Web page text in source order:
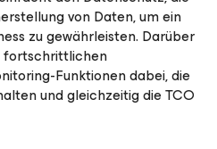
von Daten, um ein
zu gewährleisten. Darüber
fortschrittlichen
Funktionen dabei, die
und gleichzeitig die TCO